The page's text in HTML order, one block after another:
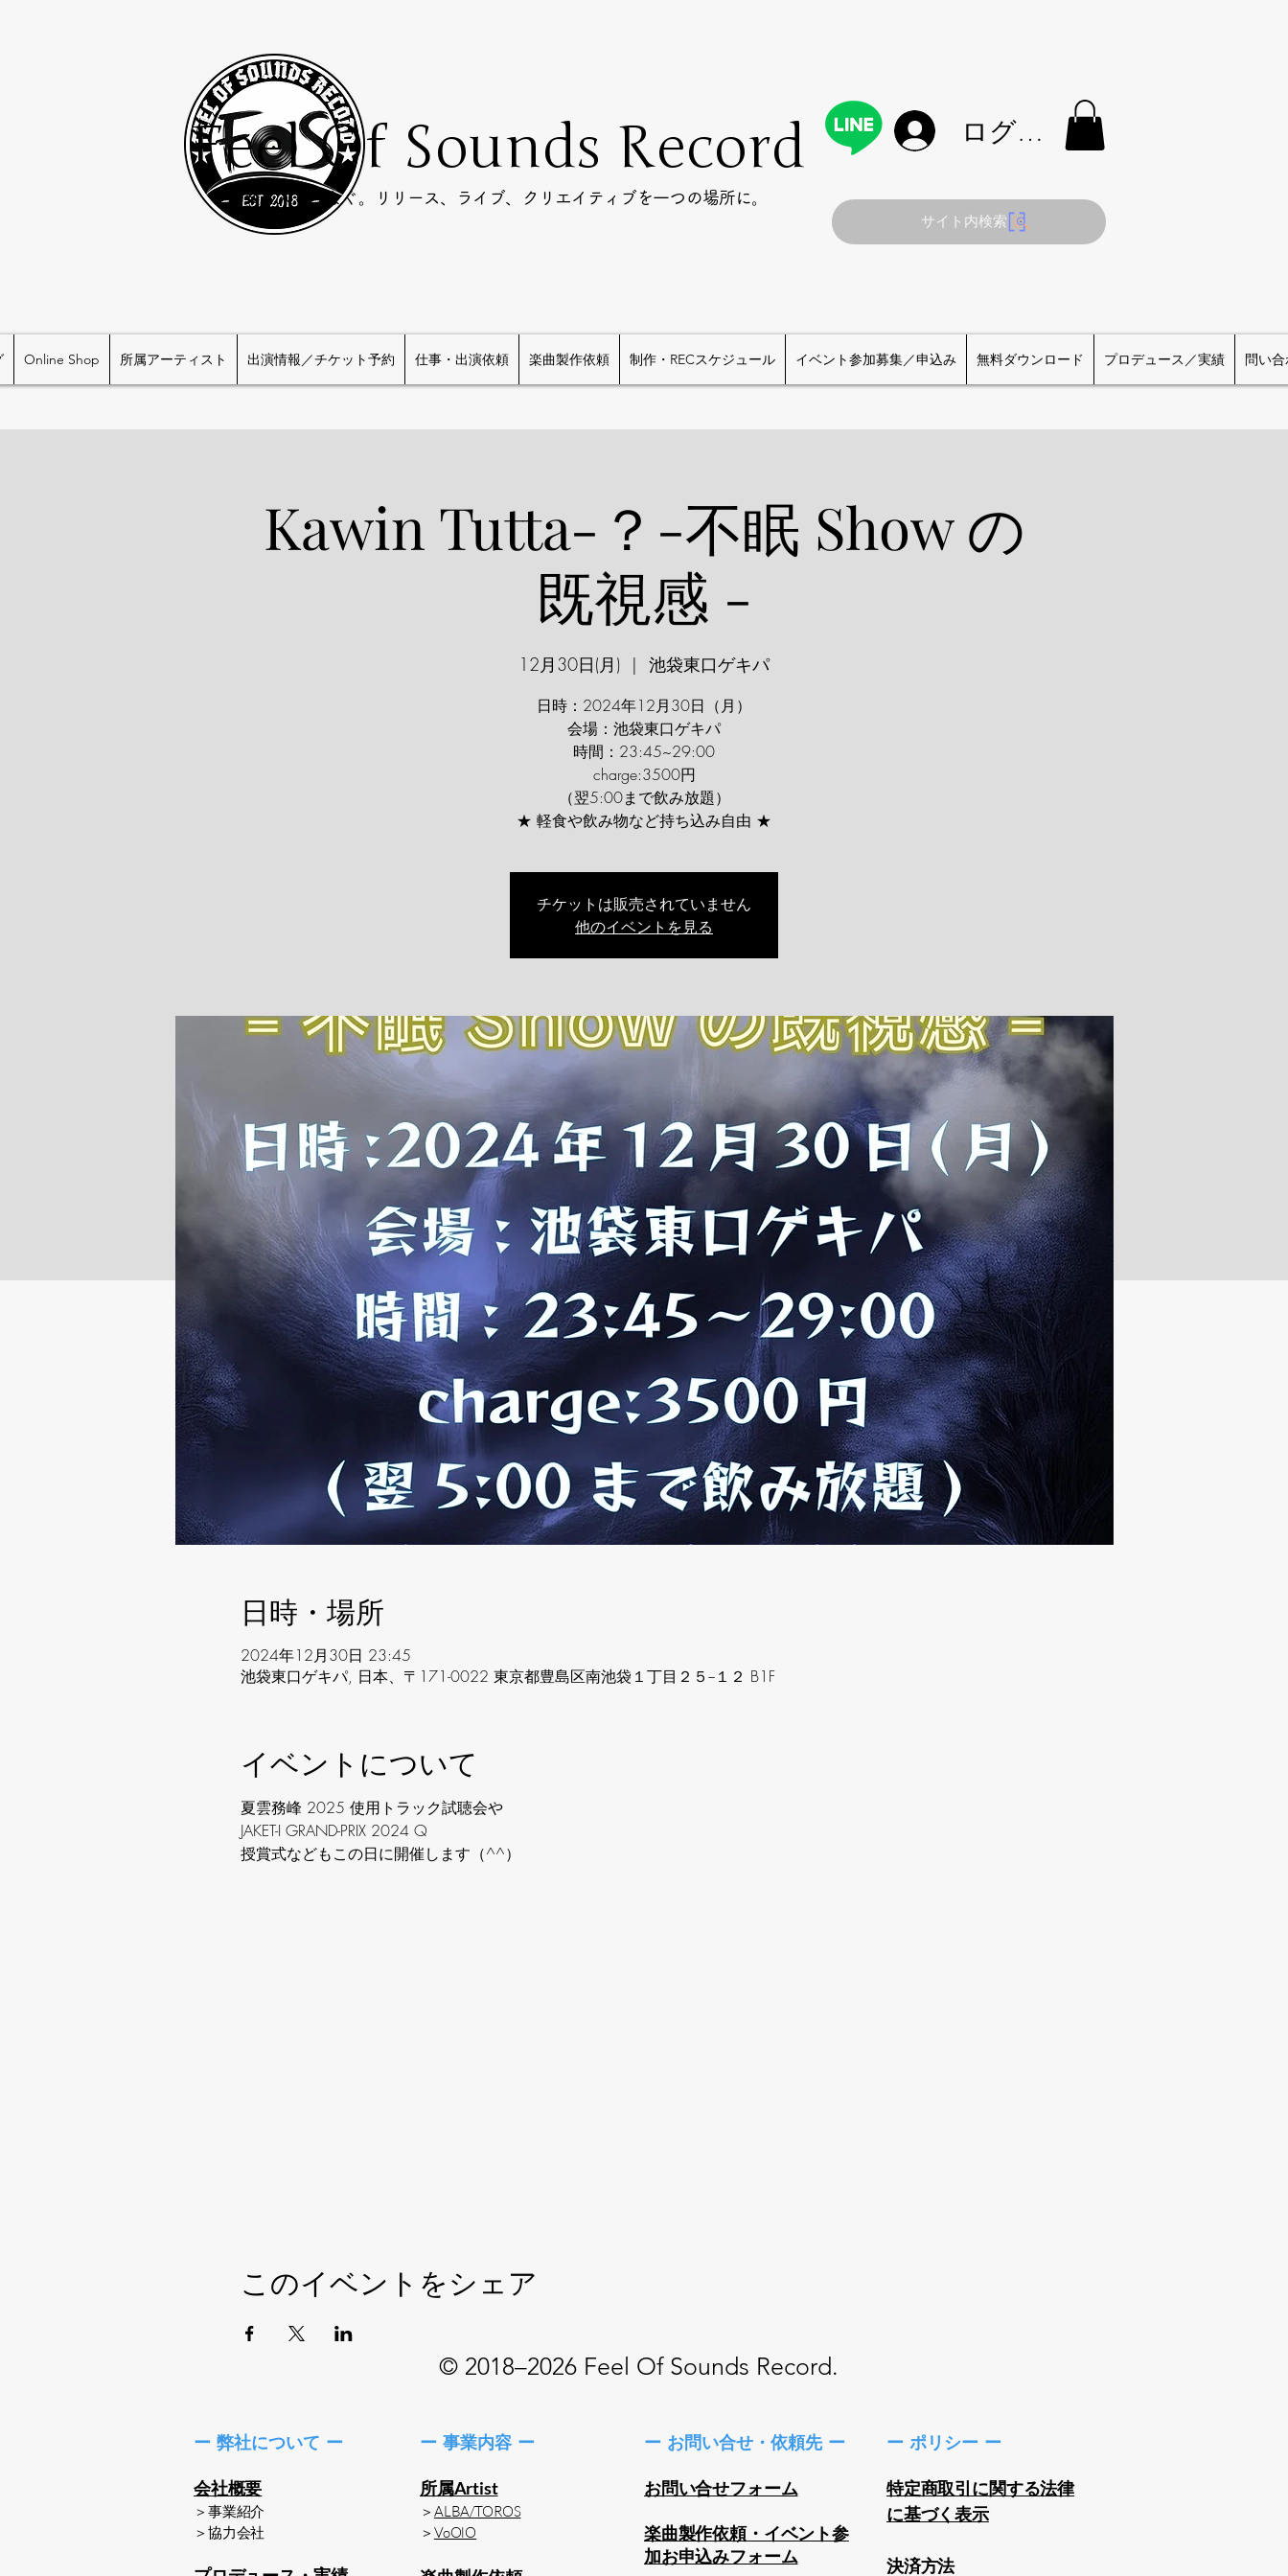
Feel Of Sounds Record
​音楽と人をつなぐ。リリース、ライブ、クリエイティブを一つの場所に。
ログイン
サイト内検索
Online Shop 所属アーティスト 出演情報／チケット予約 仕事・出演依頼 楽曲製作依頼 制作・RECスケジュール イベント参加募集／申込み 無料ダウンロード プロデュース／実績 問い
Kawin Tutta-？-不眠 Show の
既視感 -
12月30日(月)
  |
池袋東口ゲキパ
日時：2024年12月30日（月）
会場：池袋東口ゲキパ
時間：23:45~29:00
charge:3500円
（翌5:00まで飲み放題）
★ 軽食や飲み物など持ち込み自由 ★
チケットは販売されていません
他のイベントを見る
日時・場所
2024年12月30日 23:45
池袋東口ゲキパ, 日本、〒171-0022 東京都豊島区南池袋１丁目２５−１２ B1F
イベントについて
夏雲務峰 2025 使用トラック試聴会や
JAKET-I GRAND-PRIX 2024 Q
授賞式などもこの日に開催します（^^）
このイベントをシェア
© 2018–2026 Feel Of Sounds Record.
ー 弊社について ー
会社概要
＞事業紹介
​＞協力会社
ー 事業内容 ー
所属Artist
＞ ALBA/TOROS
＞ VoOlO
ー お問い合せ・依頼先 ー
お問い合せフォーム
楽曲製作依頼・イベント参
加お申込みフォーム
ー ポリシー ー
特定商取引に関する法律
に基づく表示
決済方法